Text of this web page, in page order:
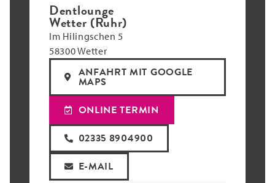
Dentlounge
Wetter (Ruhr)
Im Hilingschen 5
58300 Wetter
ANFAHRT MIT GOOGLE
MAPS
ONLINE TERMIN
02335 8904900
E-MAIL